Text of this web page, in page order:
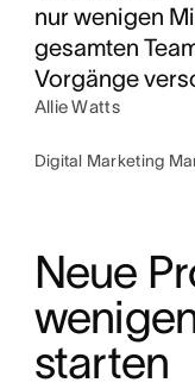
nur wenigen
gesamten
Vorgänge
Allie Watts
Digital Marketing
Neue
starten